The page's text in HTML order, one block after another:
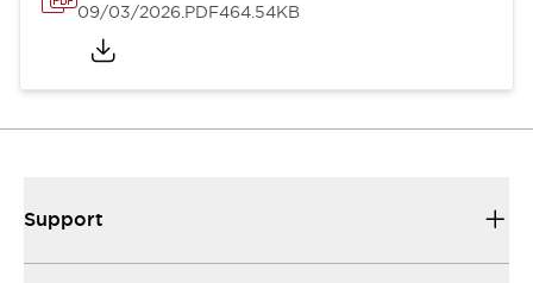
09/03/2026.PDF464.54KB
Support